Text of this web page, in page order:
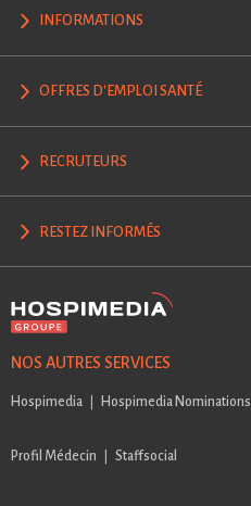
INFORMATIONS
OFFRES D'EMPLOI SANTÉ
RECRUTEURS
RESTEZ INFORMÉS
NOS AUTRES SERVICES
Hospimedia Hospimedia Nominations
Profil Médecin Staffsocial